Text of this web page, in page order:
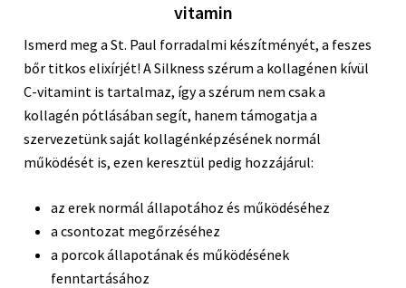
vitamin
Ismerd meg a St. Paul forradalmi készítményét, a feszes
bőr titkos elixírjét! A Silkness szérum a kollagénen kívül
C-vitamint is tartalmaz, így a szérum nem csak a
kollagén pótlásában segít, hanem támogatja a
szervezetünk saját kollagénképzésének normál
működését is, ezen keresztül pedig hozzájárul:
az erek normál állapotához és működéséhez
a csontozat megőrzéséhez
a porcok állapotának és működésének
fenntartásához